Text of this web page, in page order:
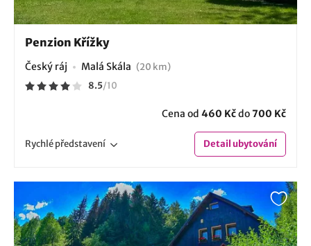
Penzion Křížky
Český ráj Malá Skála (20 km)
8.5/10
Cena od 460 Kčdo700 Kč
Rychlépředstavení Detailubytování